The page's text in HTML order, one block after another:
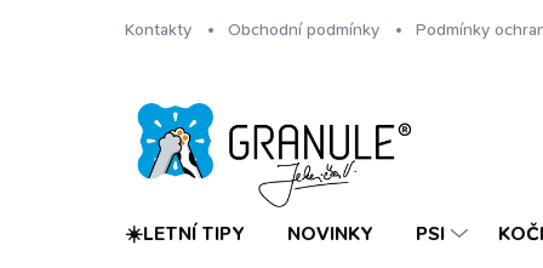
Kontakty Obchodní podmínky Podmínky
☀️LETNÍ TIPY NOVINKY PSI